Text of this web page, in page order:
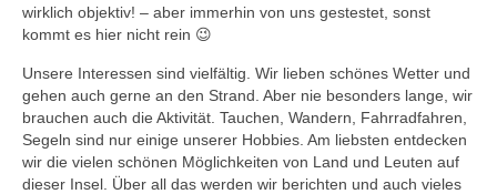
wirklich objektiv! – aber immerhin von uns gestestet, sonst
kommt es hier nicht rein 😉
Unsere Interessen sind vielfältig. Wir lieben schönes Wetter und
gehen auch gerne an den Strand. Aber nie besonders lange, wir
brauchen auch die Aktivität. Tauchen, Wandern, Fahrradfahren,
Segeln sind nur einige unserer Hobbies. Am liebsten entdecken
wir die vielen schönen Möglichkeiten von Land und Leuten auf
dieser Insel. Über all das werden wir berichten und auch vieles